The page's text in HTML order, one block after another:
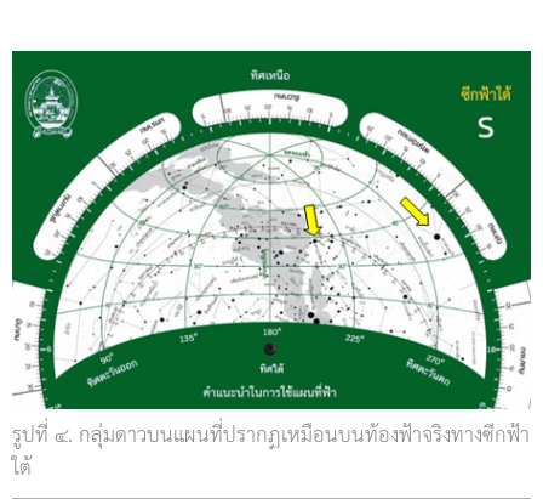
รูปที่ ๔. กลุ่มดาวบนแผนที่ปรากฏเหมือนบนท้องฟ้าจริงทางซีกฟ้า
ใต้